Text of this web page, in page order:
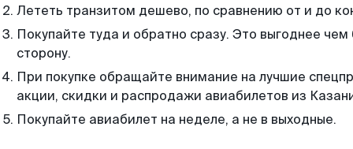
Лететь транзитом дешево, по сравнению от и до
Покупайте туда и обратно сразу. Это выгоднее
сторону.
При покупке обращайте внимание на лучшие
акции, скидки и распродажи авиабилетов из
Покупайте авиабилет на неделе, а не в выходные.